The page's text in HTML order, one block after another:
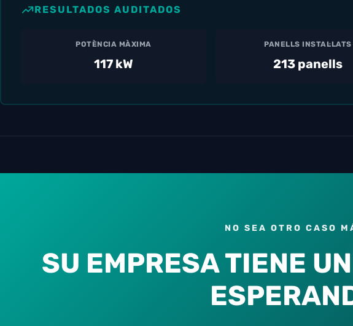
RESULTADOS AUDITADOS
POTÈNCIA MÀXIMA
117 kW
PANELLS INSTAL·LATS
213 panells
NO SEA OTRO CASO
SU EMPRESA TIENE UN